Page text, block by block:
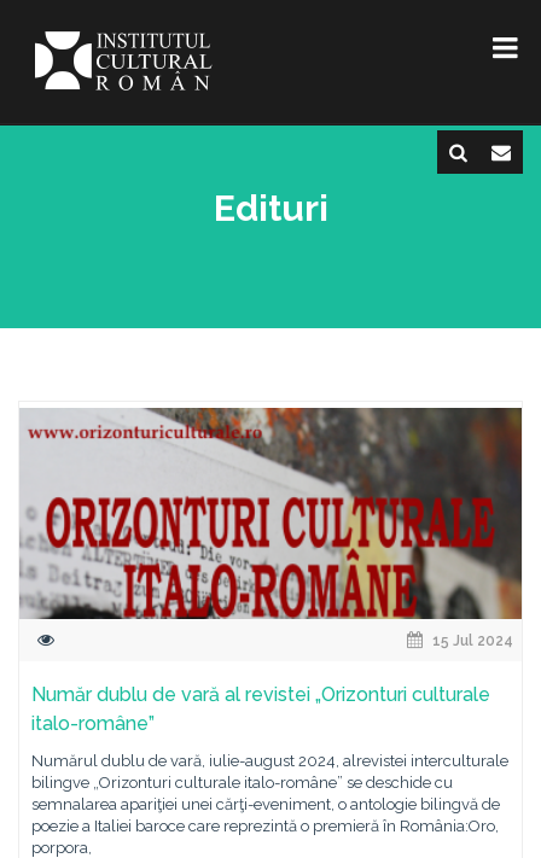
Edituri
15 Jul 2024
Număr dublu de vară al revistei „Orizonturi culturale
italo-române”
Numărul dublu de vară, iulie-august 2024, alrevistei interculturale
bilingve „Orizonturi culturale italo-române” se deschide cu
semnalarea apariţiei unei cărţi-eveniment, o antologie bilingvă de
poezie a Italiei baroce care reprezintă o premieră în România:Oro,
porpora,